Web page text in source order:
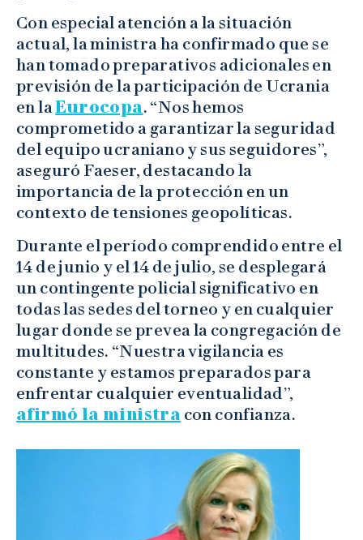
Con especial atención a la situación
actual, la ministra ha confirmado que se
han tomado preparativos adicionales en
previsión de la participación de Ucrania
en laEurocopa. “Nos hemos
comprometido a garantizar la seguridad
del equipo ucraniano y sus seguidores”,
aseguró Faeser, destacando la
importancia de la protección en un
contexto de tensiones geopolíticas.
Durante el período comprendido entre el
14 de junio y el 14 de julio, se desplegará
un contingente policial significativo en
todas las sedes del torneo y en cualquier
lugar donde se prevea la congregación de
multitudes. “Nuestra vigilancia es
constante y estamos preparados para
enfrentar cualquier eventualidad”,
afirmó la ministra con confianza.